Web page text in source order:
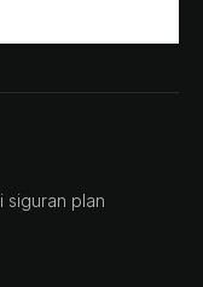
siguran plan